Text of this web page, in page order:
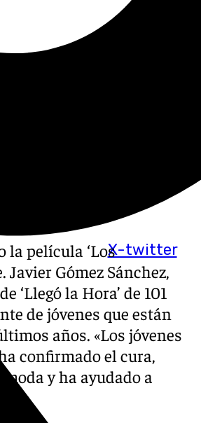
X-twitter
la película ‘Los
Javier Gómez Sánchez,
‘Llegó la Hora’ de 101
de jóvenes que están
años. «Los jóvenes
confirmado el cura,
y ha ayudado a